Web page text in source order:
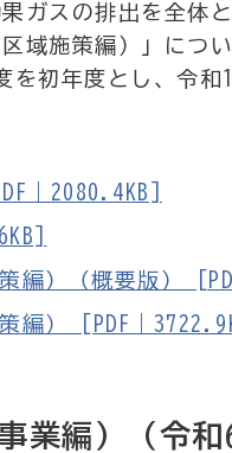
ガスの排出を全体
域施策編）」につ
初年度とし、令和
｜2080.4KB]
編）（概要版）
編） [PDF｜
業編）（令和